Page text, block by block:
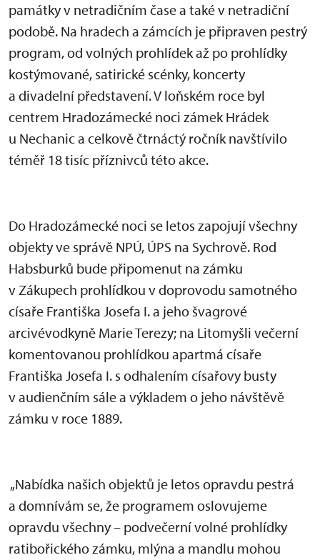
památky v netradičním čase a také v netradiční
podobě. Na hradech a zámcích je připraven pestrý
program, od volných prohlídek až po prohlídky
kostýmované, satirické scénky, koncerty
a divadelní představení. V loňském roce byl
centrem Hradozámecké noci zámek Hrádek
u Nechanic a celkově čtrnáctý ročník navštívilo
téměř 18 tisíc příznivců této akce.
Do Hradozámecké noci se letos zapojují všechny
objekty ve správě NPÚ, ÚPS na Sychrově. Rod
Habsburků bude připomenut na zámku
v Zákupech prohlídkou v doprovodu samotného
císaře Františka Josefa I. a jeho švagrové
arcivévodkyně Marie Terezy; na Litomyšli večerní
komentovanou prohlídkou apartmá císaře
Františka Josefa I. s odhalením císařovy busty
v audienčním sále a výkladem o jeho návštěvě
zámku v roce 1889.
„Nabídka našich objektů je letos opravdu pestrá
a domnívám se, že programem oslovujeme
opravdu všechny – podvečerní volné prohlídky
ratibořického zámku, mlýna a mandlu mohou